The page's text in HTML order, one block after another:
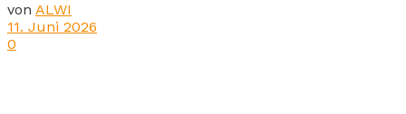
von ALWI
11. Juni 2026
0